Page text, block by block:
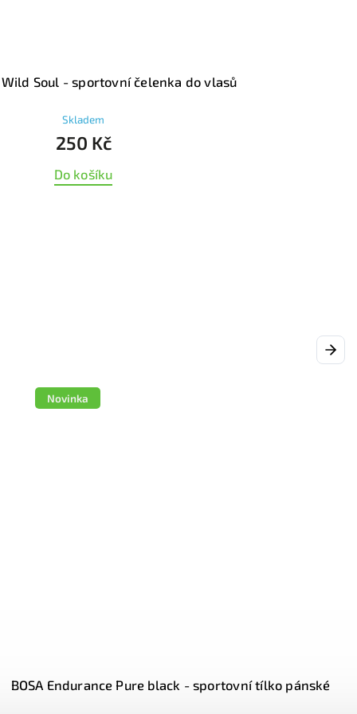
black - sportovní čelenka do vlasů
Skladem
270 Kč
Do košíku
Novinka
BOSA Base Mesh black – sportovní tílko pánské
Next